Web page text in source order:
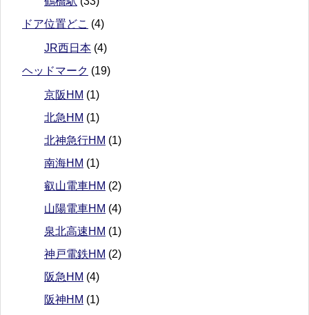
ドア位置どこ (4)
JR西日本 (4)
ヘッドマーク (19)
京阪HM (1)
北急HM (1)
北神急行HM (1)
南海HM (1)
叡山電車HM (2)
山陽電車HM (4)
泉北高速HM (1)
神戸電鉄HM (2)
阪急HM (4)
阪神HM (1)